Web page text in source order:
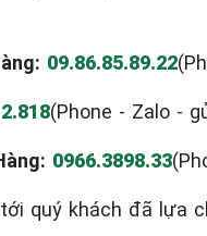
09.86.85.89.22
(Phone - Zalo -
0966.3898.33
quý khách đã lựa